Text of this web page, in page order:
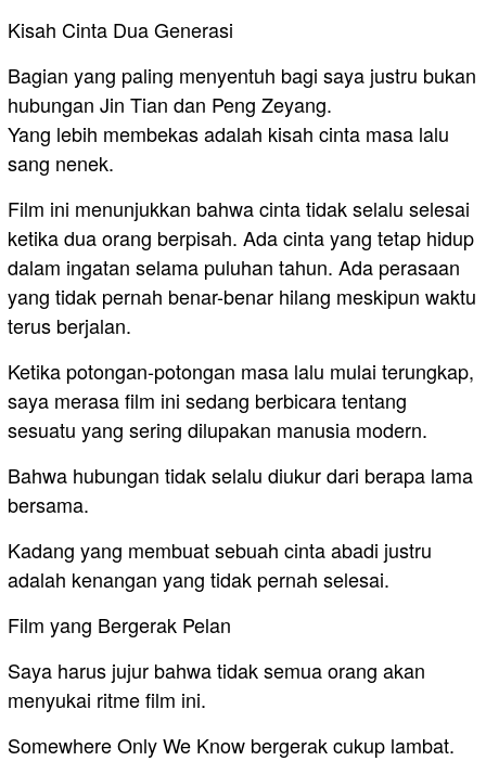
Kisah Cinta Dua Generasi
Bagian yang paling menyentuh bagi saya justru bukan
hubungan Jin Tian dan Peng Zeyang.
Yang lebih membekas adalah kisah cinta masa lalu
sang nenek.
Film ini menunjukkan bahwa cinta tidak selalu selesai
ketika dua orang berpisah. Ada cinta yang tetap hidup
dalam ingatan selama puluhan tahun. Ada perasaan
yang tidak pernah benar-benar hilang meskipun waktu
terus berjalan.
Ketika potongan-potongan masa lalu mulai terungkap,
saya merasa film ini sedang berbicara tentang
sesuatu yang sering dilupakan manusia modern.
Bahwa hubungan tidak selalu diukur dari berapa lama
bersama.
Kadang yang membuat sebuah cinta abadi justru
adalah kenangan yang tidak pernah selesai.
Film yang Bergerak Pelan
Saya harus jujur bahwa tidak semua orang akan
menyukai ritme film ini.
Somewhere Only We Know bergerak cukup lambat.